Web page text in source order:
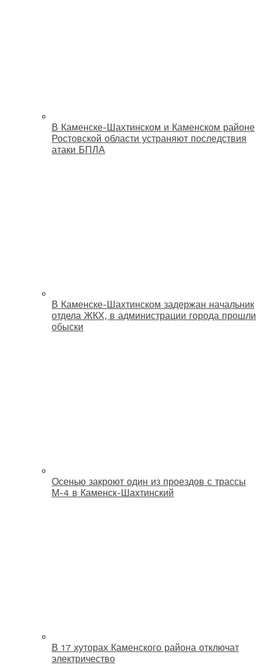
В Каменске-Шахтинском и Каменском районе
Ростовской области устраняют последствия
атаки БПЛА
В Каменске-Шахтинском задержан начальник
отдела ЖКХ, в администрации города прошли
обыски
Осенью закроют один из проездов с трассы
М-4 в Каменск-Шахтинский
В 17 хуторах Каменского района отключат
электричество